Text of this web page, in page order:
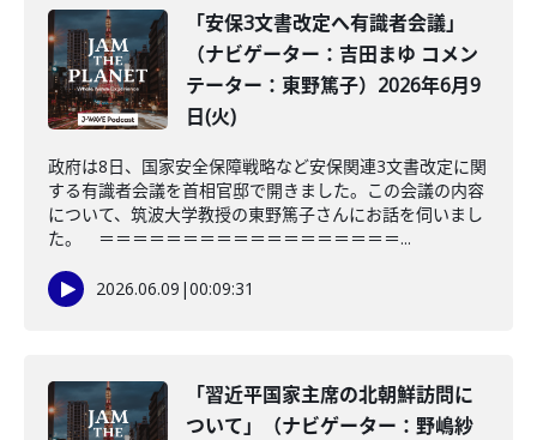
「安保3文書改定へ有識者会議」
（ナビゲーター：吉田まゆ コメン
テーター：東野篤子）2026年6月9
日(火)
政府は8日、国家安全保障戦略など安保関連3文書改定に関
する有識者会議を首相官邸で開きました。この会議の内容
について、筑波大学教授の東野篤子さんにお話を伺いまし
た。 ＝＝＝＝＝＝＝＝＝＝＝＝＝＝＝＝＝＝...
2026.06.09 |00:09:31
「習近平国家主席の北朝鮮訪問に
ついて」（ナビゲーター：野嶋紗